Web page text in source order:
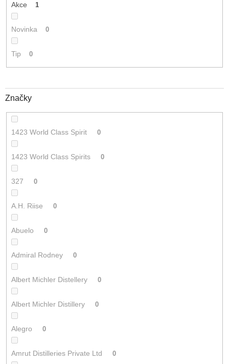
Akce 1
Novinka 0
Tip 0
Značky
1423 World Class Spirit 0
1423 World Class Spirits 0
327 0
A.H. Riise 0
Abuelo 0
Admiral Rodney 0
Albert Michler Distellery 0
Albert Michler Distillery 0
Alegro 0
Amrut Distilleries Private Ltd 0